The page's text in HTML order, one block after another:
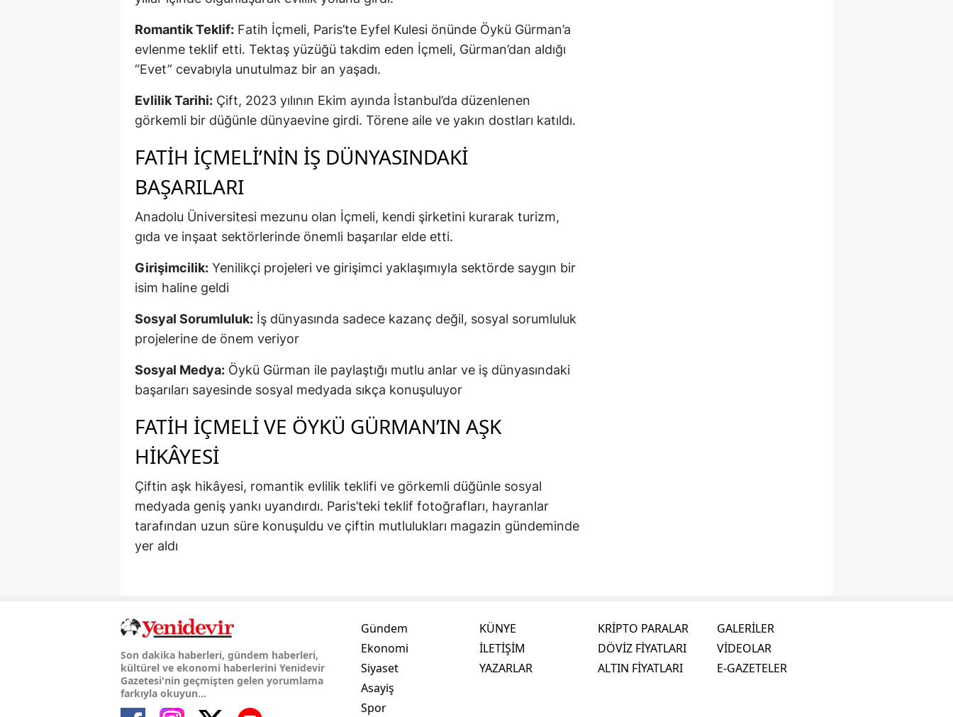
Romantik Teklif: Fatih İçmeli, Paris’te Eyfel Kulesi önünde Öykü Gürman’a
evlenme teklif etti. Tektaş yüzüğü takdim eden İçmeli, Gürman’dan aldığı
“Evet” cevabıyla unutulmaz bir an yaşadı.
Evlilik Tarihi: Çift, 2023 yılının Ekim ayında İstanbul’da düzenlenen
görkemli bir düğünle dünyaevine girdi. Törene aile ve yakın dostları katıldı.
FATIH İÇMELI’NIN İŞ DÜNYASINDAKI
BAŞARILARI
Anadolu Üniversitesi mezunu olan İçmeli, kendi şirketini kurarak turizm,
gıda ve inşaat sektörlerinde önemli başarılar elde etti.
Girişimcilik: Yenilikçi projeleri ve girişimci yaklaşımıyla sektörde saygın bir
isim haline geldi
Sosyal Sorumluluk: İş dünyasında sadece kazanç değil, sosyal sorumluluk
projelerine de önem veriyor
Sosyal Medya: Öykü Gürman ile paylaştığı mutlu anlar ve iş dünyasındaki
başarıları sayesinde sosyal medyada sıkça konuşuluyor
FATIH İÇMELI VE ÖYKÜ GÜRMAN’IN AŞK
HIKÂYESI
Çiftin aşk hikâyesi, romantik evlilik teklifi ve görkemli düğünle sosyal
medyada geniş yankı uyandırdı. Paris’teki teklif fotoğrafları, hayranlar
tarafından uzun süre konuşuldu ve çiftin mutlulukları magazin gündeminde
yer aldı
Son dakika haberleri, gündem haberleri,
kültürel ve ekonomi haberlerini Yenidevir
Gazetesi'nin geçmişten gelen yorumlama
farkıyla okuyun...
Gündem
Ekonomi
Siyaset
Asayiş
Spor
KÜNYE
İLETİŞİM
YAZARLAR
KRİPTO PARALAR
DÖVİZ FİYATLARI
ALTIN FİYATLARI
GALERİLER
VİDEOLAR
E-GAZETELER